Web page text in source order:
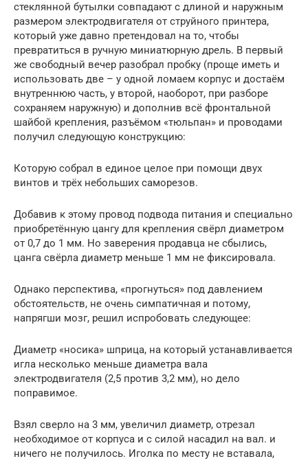
стеклянной бутылки совпадают с длиной и наружным
размером электродвигателя от струйного принтера,
который уже давно претендовал на то, чтобы
превратиться в ручную миниатюрную дрель. В первый
же свободный вечер разобрал пробку (проще иметь и
использовать две – у одной ломаем корпус и достаём
внутреннюю часть, у второй, наоборот, при разборе
сохраняем наружную) и дополнив всё фронтальной
шайбой крепления, разъёмом «тюльпан» и проводами
получил следующую конструкцию:
Которую собрал в единое целое при помощи двух
винтов и трёх небольших саморезов.
Добавив к этому провод подвода питания и специально
приобретённую цангу для крепления свёрл диаметром
от 0,7 до 1 мм. Но заверения продавца не сбылись,
цанга свёрла диаметр меньше 1 мм не фиксировала.
Однако перспектива, «прогнуться» под давлением
обстоятельств, не очень симпатичная и потому,
напрягши мозг, решил испробовать следующее:
Диаметр «носика» шприца, на который устанавливается
игла несколько меньше диаметра вала
электродвигателя (2,5 против 3,2 мм), но дело
поправимое.
Взял сверло на 3 мм, увеличил диаметр, отрезал
необходимое от корпуса и с силой насадил на вал. и
ничего не получилось. Иголка по месту не вставала,